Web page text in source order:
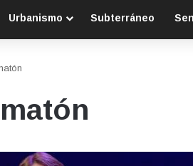
Urbanismo Subterráneo